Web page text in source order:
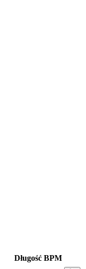
Długość BPM